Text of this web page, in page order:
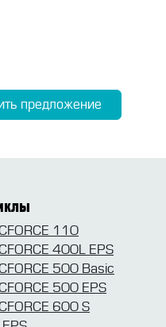
предложение
110
400L EPS
500 Basic
500 EPS
600 S